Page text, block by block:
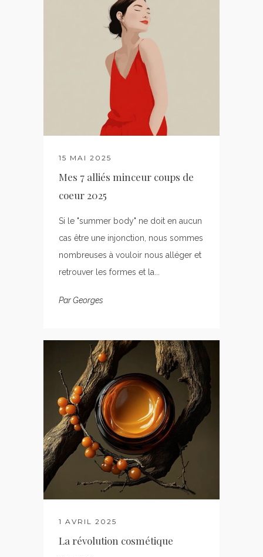
15 MAI 2025
Mes 7 alliés minceur coups de
coeur 2025
Si le "summer body" ne doit en aucun
cas être une injonction, nous sommes
nombreuses à vouloir nous alléger et
retrouver les formes et la...
ParGeorges
1 AVRIL 2025
La révolution cosmétique